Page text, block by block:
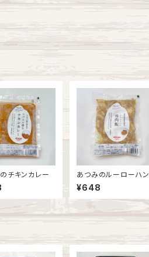
チキンカレー あつみのルーローハン
¥648